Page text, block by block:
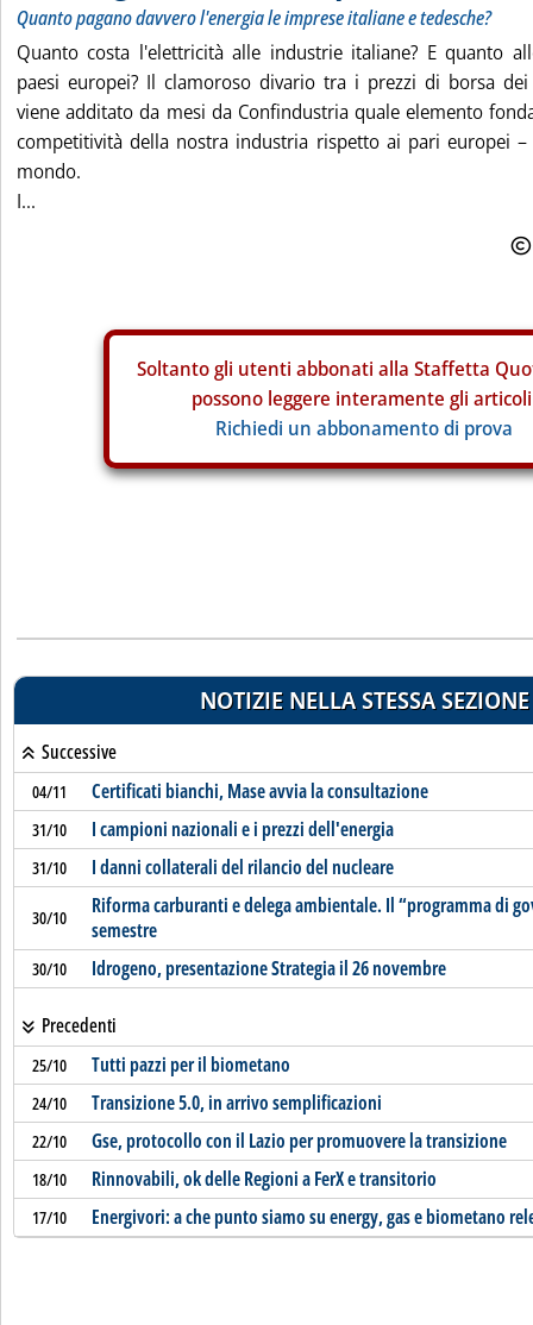
Quanto pagano davvero l'energia le imprese italiane e tedesche?
Quanto costa l'elettricità alle industrie italiane? E quanto
paesi europei? Il clamoroso divario tra i prezzi di borsa
viene additato da mesi da Confindustria quale elemento
competitività della nostra industria rispetto ai pari europei
mondo.
I...
Soltanto gli utenti abbonati alla Staffetta
possono leggere interamente gli
Richiedi un abbonamento di prova
NOTIZIE NELLA STESSA SEZIONE
Successive
04/11 Certificati bianchi, Mase avvia la consultazione
31/10 I campioni nazionali e i prezzi dell'energia
31/10 I danni collaterali del rilancio del nucleare
30/10
Riforma carburanti e delega ambientale. Il “programma di
semestre
30/10 Idrogeno, presentazione Strategia il 26 novembre
Precedenti
25/10 Tutti pazzi per il biometano
24/10 Transizione 5.0, in arrivo semplificazioni
22/10 Gse, protocollo con il Lazio per promuovere la transizione
18/10 Rinnovabili, ok delle Regioni a FerX e transitorio
17/10 Energivori: a che punto siamo su energy, gas e biometano